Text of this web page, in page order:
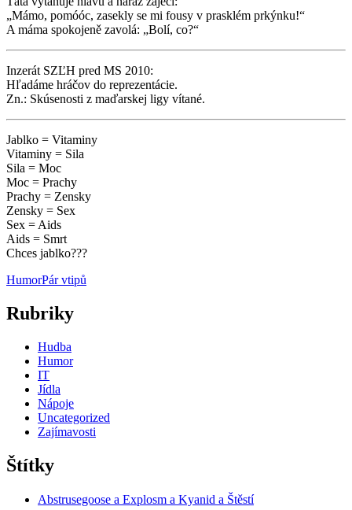
„Mámo, pomóóc, zasekly se mi fousy v prasklém prkýnku!“
A máma spokojeně zavolá: „Bolí, co?“
Inzerát SZĽH pred MS 2010:
Hľadáme hráčov do reprezentácie.
Zn.: Skúsenosti z maďarskej ligy vítané.
Jablko = Vitaminy
Vitaminy = Sila
Sila = Moc
Moc = Prachy
Prachy = Zensky
Zensky = Sex
Sex = Aids
Aids = Smrt
Chces jablko???
HumorPár vtipů
Rubriky
Hudba
Humor
IT
Jídla
Nápoje
Uncategorized
Zajímavosti
Štítky
Abstrusegoose a Explosm a Kyanid a Štěstí